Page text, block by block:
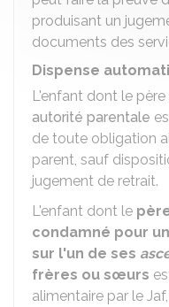
produisant un
documents des
Dispense
L'enfant dont le
autorité parentale
de toute obligation
parent, sauf
jugement de retrait.
L'enfant dont le
condamné pour un
sur l'un de ses
frères ou sœurs
alimentaire par le Jaf